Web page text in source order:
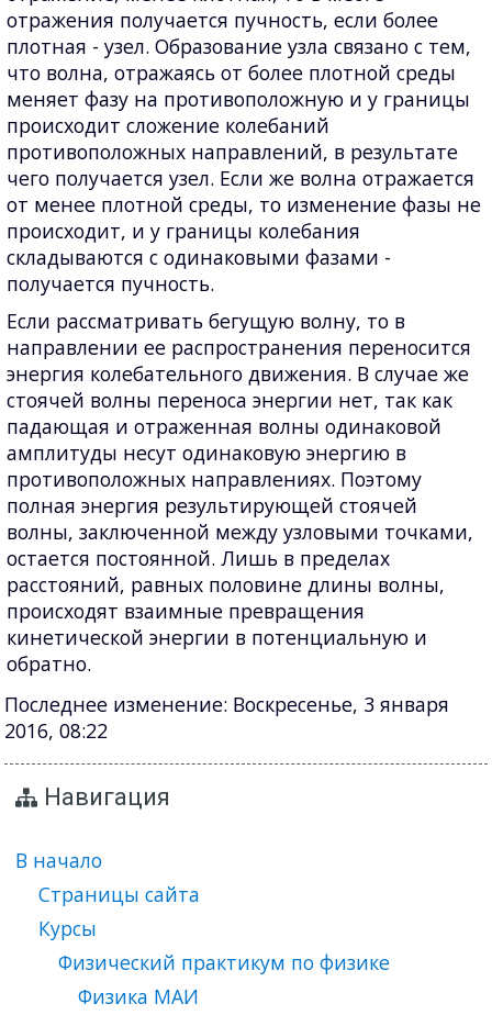
отражения получается пучность, если более
плотная - узел. Образование узла связано с тем,
что волна, отражаясь от более плотной среды
меняет фазу на противоположную и у границы
происходит сложение колебаний
противоположных направлений, в результате
чего получается узел. Если же волна отражается
от менее плотной среды, то изменение фазы не
происходит, и у границы колебания
складываются с одинаковыми фазами -
получается пучность.
Если рассматривать бегущую волну, то в
направлении ее распространения переносится
энергия колебательного движения. В случае же
стоячей волны переноса энергии нет, так как
падающая и отраженная волны одинаковой
амплитуды несут одинаковую энергию в
противоположных направлениях. Поэтому
полная энергия результирующей стоячей
волны, заключенной между узловыми точками,
остается постоянной. Лишь в пределах
расстояний, равных половине длины волны,
происходят взаимные превращения
кинетической энергии в потенциальную и
обратно.
Последнее изменение: Воскресенье, 3 января
2016, 08:22
Навигация
В начало
Страницы сайта
Курсы
Физический практикум по физике
Физика МАИ